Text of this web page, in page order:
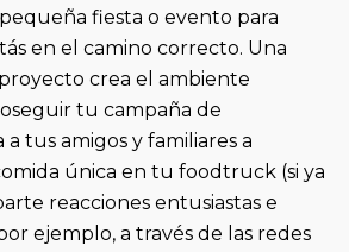
fiesta o evento para
en el camino correcto. Una
crea el ambiente
tu campaña de
tus amigos y familiares a
única en tu foodtruck (si ya
reacciones entusiastas e
ejemplo, a través de las redes